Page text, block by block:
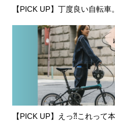
【PICK UP】丁度良い自転車
【PICK UP】えっ⁈これって